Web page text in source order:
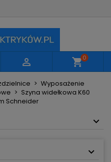
 shopping_cart0
Wyposażenie
Szyna widełkowa K60
Schneider
Utwórz listę życzeń
zapisać produkty na
Anuluj Zaloguj się